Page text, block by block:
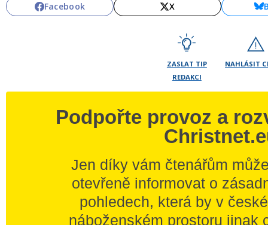
Facebook X
ZASLAT TIP
REDAKCI
NAHLÁSIT